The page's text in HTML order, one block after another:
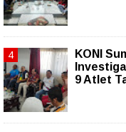
KONI
9 Atlet